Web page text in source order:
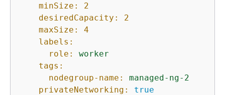
minSize:
2
desiredCapacity:
2
maxSize:
4
labels:
role:
worker
tags:
nodegroup-name:
managed-ng-2
privateNetworking:
true